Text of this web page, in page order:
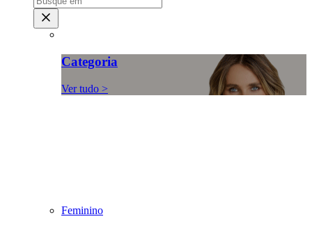
Categoria
Ver tudo >
Feminino